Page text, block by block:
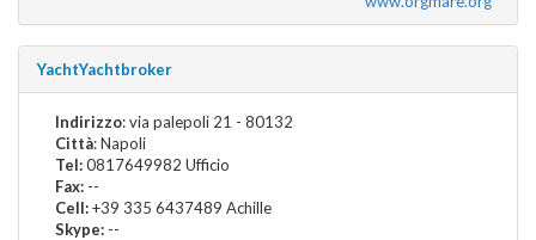
YachtYachtbroker
Indirizzo: via palepoli 21 - 80132
Città: Napoli
Tel:0817649982 Ufficio
Fax: --
Cell:+39 335 6437489 Achille
Skype: --